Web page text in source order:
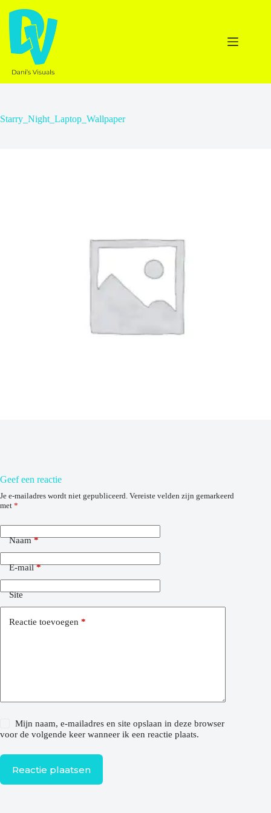
naar
inhoud
Starry_Night_Laptop_Wallpaper
Geef een reactie
Je e-mailadres wordt niet gepubliceerd. Vereiste velden zijn gemarkeerd
met *
Naam*
E-mail*
Site
Reactie toevoegen *
Mijn naam, e-mailadres en site opslaan in deze browser
voor de volgende keer wanneer ik een reactie plaats.
Reactie plaatsen